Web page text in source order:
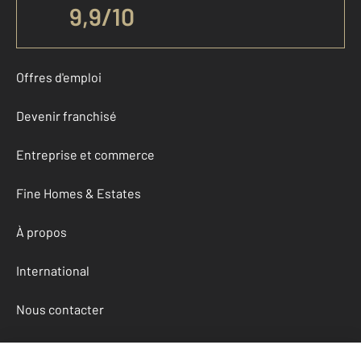
9,9/10
Offres d'emploi
Devenir franchisé
Entreprise et commerce
Fine Homes & Estates
À propos
International
Nous contacter